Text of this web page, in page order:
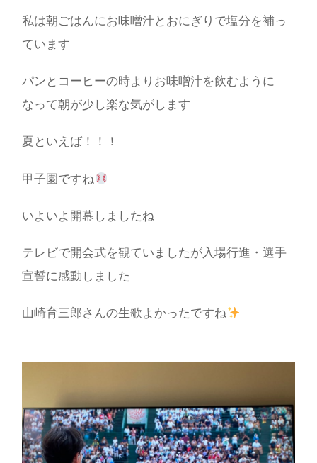
私は朝ごはんにお味噌汁とおにぎりで塩分を補っ
ています
パンとコーヒーの時よりお味噌汁を飲むように
なって朝が少し楽な気がします
夏といえば！！！
甲子園ですね
いよいよ開幕しましたね
テレビで開会式を観ていましたが入場行進・選手
宣誓に感動しました
山崎育三郎さんの生歌よかったですね